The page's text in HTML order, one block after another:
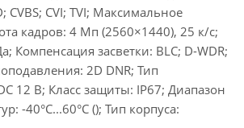
CVBS; CVI; TVI; Максимальное
кадров: 4 Мп (2560×1440), 25 к/с;
Компенсация засветки: BLC; D-WDR;
2D DNR; Тип
12 В; Класс защиты: IP67; Диапазон
-40°С...60°С (); Тип корпуса: